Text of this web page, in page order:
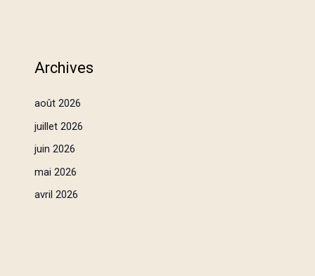
Archives
août 2026
juillet 2026
juin 2026
mai 2026
avril 2026